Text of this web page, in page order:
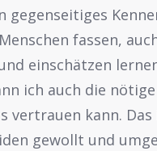
gegenseitiges
fassen,
einschätzen
ich auch die
vertrauen kann.
gewollt und